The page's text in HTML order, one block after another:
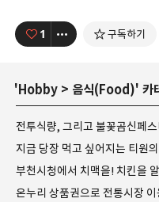
1 구독하기
' Hobby > 음식(Food)' 카
전투식량, 그리고 불꽃곰신페스
지금 당장 먹고 싶어지는 티원
부천시청에서 치맥을! 치킨을
온누리 상품권으로 전통시장 이